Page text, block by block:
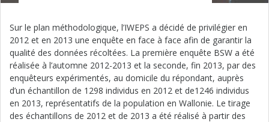
Sur le plan méthodologique, l’IWEPS a décidé de privilégier en
2012 et en 2013 une enquête en face à face afin de garantir la
qualité des données récoltées. La première enquête BSW a été
réalisée à l’automne 2012-2013 et la seconde, fin 2013, par des
enquêteurs expérimentés, au domicile du répondant, auprès
d’un échantillon de 1298 individus en 2012 et de1246 individus
en 2013, représentatifs de la population en Wallonie. Le tirage
des échantillons de 2012 et de 2013 a été réalisé à partir des